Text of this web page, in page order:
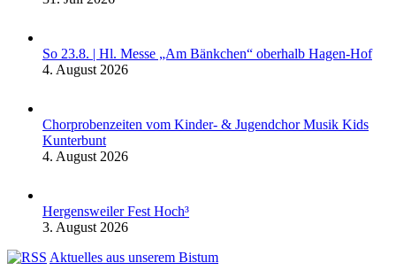
So 23.8. | Hl. Messe „Am Bänkchen“ oberhalb Hagen-Hof
4. August 2026
Chorprobenzeiten vom Kinder- & Jugendchor Musik Kids
Kunterbunt
4. August 2026
Hergensweiler Fest Hoch³
3. August 2026
Aktuelles aus unserem Bistum